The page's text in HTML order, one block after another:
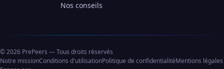
Nos conseils
© 2026 PrePeers — Tous droits réservés
Notre missionConditions d'utilisationPolitique de confidentialitéMentions légales